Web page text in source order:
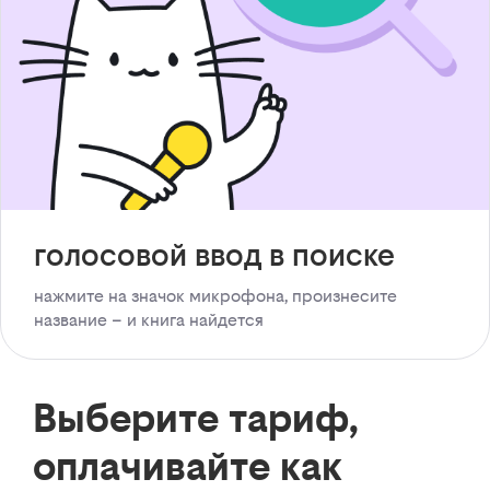
голосовой ввод в поиске
нажмите на значок микрофона, произнесите
название – и книга найдется
Выберите тариф,
оплачивайте как